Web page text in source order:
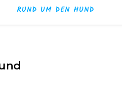
RUND UM DEN HUND